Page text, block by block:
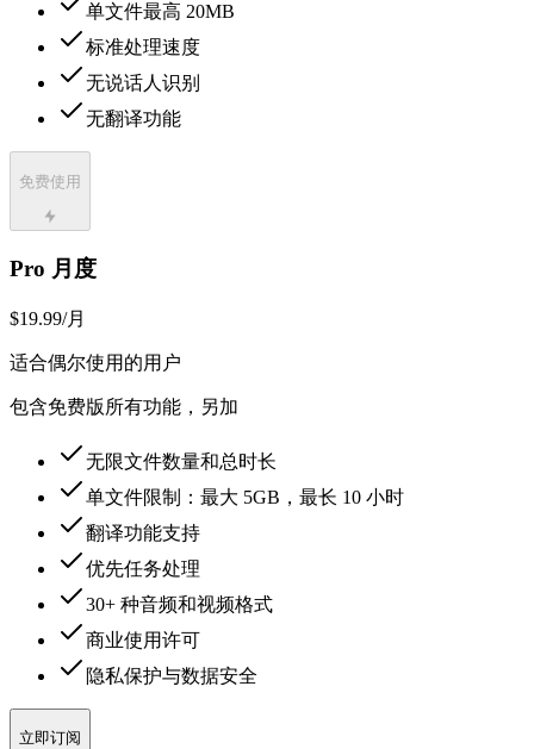
单文件最高 20MB
标准处理速度
无说话人识别
无翻译功能
免费使用
Pro 月度
$19.99/月
适合偶尔使用的用户
包含免费版所有功能，另加
无限文件数量和总时长
单文件限制：最大 5GB，最长 10 小时
翻译功能支持
优先任务处理
30+ 种音频和视频格式
商业使用许可
隐私保护与数据安全
立即订阅